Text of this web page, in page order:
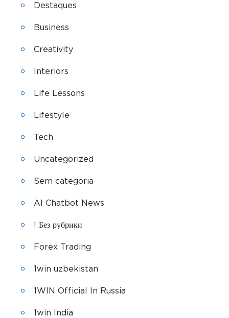
Destaques
Business
Creativity
Interiors
Life Lessons
Lifestyle
Tech
Uncategorized
Sem categoria
AI Chatbot News
! Без рубрики
Forex Trading
1win uzbekistan
1WIN Official In Russia
1win India